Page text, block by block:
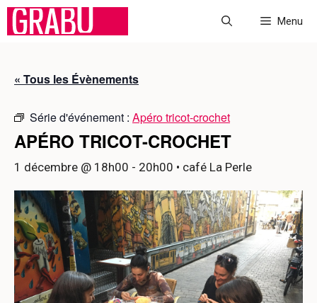
Aller
Menu
« Tous les Évènements
Série d'événement : Apéro tricot-crochet
APÉRO TRICOT-CROCHET
1 décembre @ 18h00 - 20h00 • café La Perle